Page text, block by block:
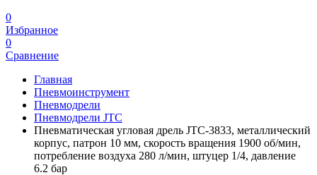
0
Избранное
0
Сравнение
Главная
Пневмоинструмент
Пневмодрели
Пневмодрели JTC
Пневматическая угловая дрель JTC-3833, металлический
корпус, патрон 10 мм, скорость вращения 1900 об/мин,
потребление воздуха 280 л/мин, штуцер 1/4, давление
6.2 бар